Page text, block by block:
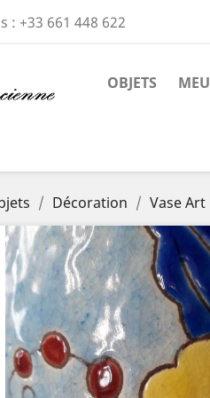
: +33 661 448 622
OBJETS
Décoration Vase Art